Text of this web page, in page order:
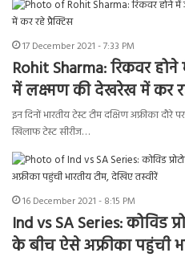
17 December 2021 - 7:33 PM
Rohit Sharma: रिकवर
में लक्ष्मण की देखरेख में कर
इन दिनों भारतीय टेस्ट टीम दक्षिण अफ्रीका
खिलाफ टेस्ट सीरीज…
16 December 2021 - 8:15 PM
Ind vs SA Series: कोविड
के बीच ऐसे अफ्रीका पहुंची